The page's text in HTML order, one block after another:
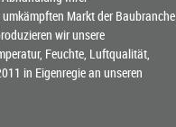
Markt der Baubranche
wir unsere
Feuchte, Luftqualität,
in Eigenregie an unseren